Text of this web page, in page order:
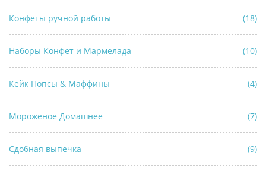
Конфеты ручной работы (18)
Наборы Конфет и Мармелада (10)
Кейк Попсы & Маффины (4)
Мороженое Домашнее (7)
Сдобная выпечка (9)